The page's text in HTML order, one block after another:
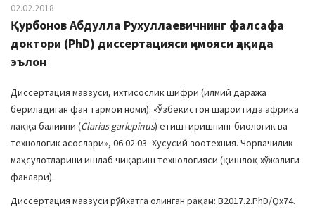
02.02.2018
Қурбонов Абдулла Рухуллаевичнинг фалсафа
доктори (PhD) диссертацияси ҳимояси ҳақида
эълон
Диссертация мавзуси, ихтисослик шифри (илмий даража
бериладиган фан тармоғи номи): «Ўзбекистон шароитида африка
лаққа балиғини (Clarias gariepinus) етиштиришнинг биологик ва
технологик асослари», 06.02.03–Хусусий зоотехния. Чорвачилик
маҳсулотларини ишлаб чиқариш технологияси (қишлоқ хўжалиги
фанлари).
Диссертация мавзуси рўйхатга олинган рақам: B2017.2.PhD/Qx74.